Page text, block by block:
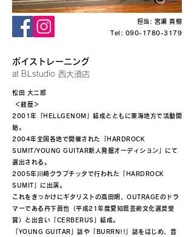
担当: 宮瀬 真樹
Tel: 090-1780-3179
​ボイストレーニング
at BLstudio 西大須店
松田 大二郎
＜経歴＞
2001年「HELLGENOM」結成とともに東海地方で活動開
始。
2004年全国各地で開催された「HARDROCK
SUMIT/YOUNG GUITAR新人発掘オーディション」にて
選出される。
2005年川崎クラブチッタで行われた「HARDROCK
SUMIT」に出演。
これをきっかけにギタリストの高田明、OUTRAGEのドラ
マーである丹下眞也（平成21年度愛知県芸術文化選奨受
賞）と出会い「CERBERUS」結成。
「YOUNG GUITAR」誌や「BURRN!!」誌をはじめ、音